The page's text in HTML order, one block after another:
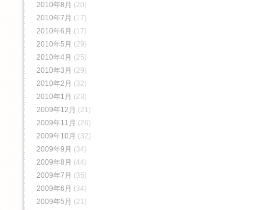
2010年8月 (20)
2010年7月 (17)
2010年6月 (17)
2010年5月 (29)
2010年4月 (25)
2010年3月 (29)
2010年2月 (32)
2010年1月 (23)
2009年12月 (21)
2009年11月 (26)
2009年10月 (32)
2009年9月 (34)
2009年8月 (44)
2009年7月 (35)
2009年6月 (34)
2009年5月 (21)